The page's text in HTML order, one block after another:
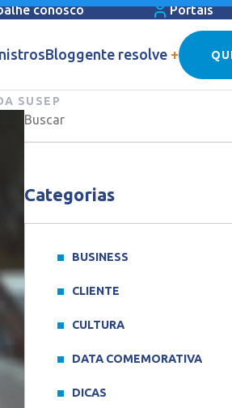
conosco Portais
Bloggente resolve +
SUSEP
Categorias
BUSINESS
CLIENTE
CULTURA
DATA COMEMORATIVA
DICAS